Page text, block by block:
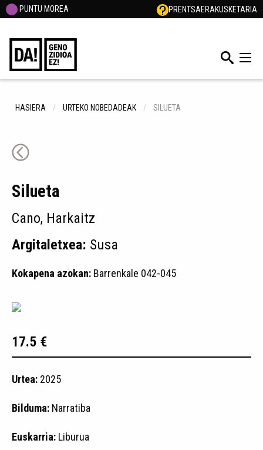
PUNTU MOREA PRENTSAERAKUSKETARIA
HASIERA URTEKO NOBEDADEAK SILUETA
Silueta
Cano, Harkaitz
Argitaletxea: Susa
Kokapena azokan: Barrenkale 042-045
17.5 €
Urtea: 2025
Bilduma: Narratiba
Euskarria: Liburua